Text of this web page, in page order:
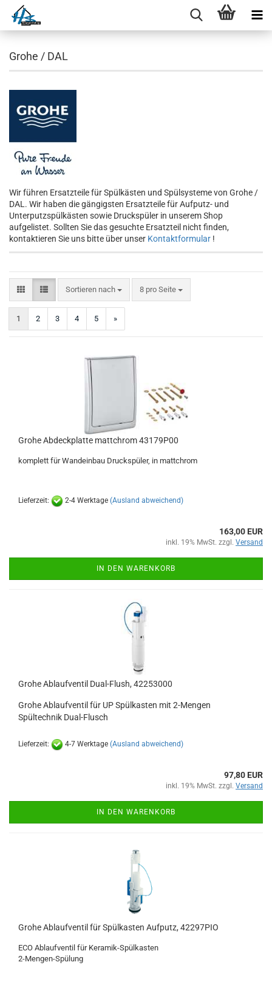
Grohe / DAL
Wir führen Ersatzteile für Spülkästen und Spülsysteme von Grohe /
DAL. Wir haben die gängigsten Ersatzteile für Aufputz- und
Unterputzspülkästen sowie Druckspüler in unserem Shop
aufgelistet. Sollten Sie das gesuchte Ersatzteil nicht finden,
kontaktieren Sie uns bitte über unser Kontaktformular !
Sortieren nach
Sortieren nach 8 pro Seite
pro Seite
1 2 3 4 5 »
Grohe Abdeckplatte mattchrom 43179P00
komplett für Wandeinbau Druckspüler, in mattchrom
Lieferzeit: 2-4 Werktage (Ausland abweichend)
163,00 EUR
inkl. 19% MwSt. zzgl. Versand
IN DEN WARENKORB
Grohe Ablaufventil Dual-Flush, 42253000
Grohe Ablaufventil für UP Spülkasten mit 2-Mengen
Spültechnik Dual-Flusch
Lieferzeit: 4-7 Werktage (Ausland abweichend)
97,80 EUR
inkl. 19% MwSt. zzgl. Versand
IN DEN WARENKORB
Grohe Ablaufventil für Spülkasten Aufputz, 42297PIO
ECO Ablaufventil für Keramik-Spülkasten
2-Mengen-Spülung